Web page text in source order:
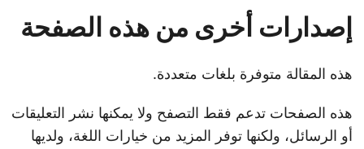
إصدارات أخرى من هذه الصفحة
هذه المقالة متوفرة بلغات متعددة.
هذه الصفحات تدعم فقط التصفح ولا يمكنها نشر التعليقات
أو الرسائل، ولكنها توفر المزيد من خيارات اللغة، ولديها